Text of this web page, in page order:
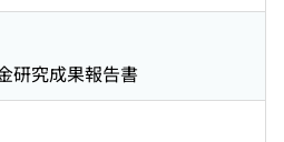
研究成果報告書